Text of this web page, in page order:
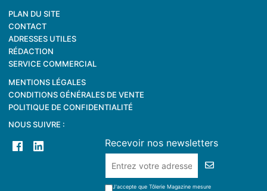
PLAN DU SITE
CONTACT
ADRESSES UTILES
RÉDACTION
SERVICE COMMERCIAL
MENTIONS LÉGALES
CONDITIONS GÉNÉRALES DE VENTE
POLITIQUE DE CONFIDENTIALITÉ
NOUS SUIVRE :
Recevoir nos newsletters
J'accepte que Tôlerie Magazine mesure